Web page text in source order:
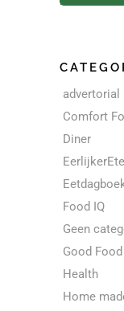
advertorial
Comfort
Diner
Food IQ
Geen
Good Food
Health
Home